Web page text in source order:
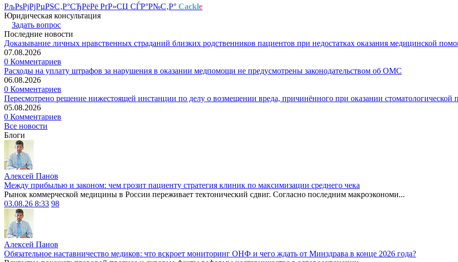
РљРѕРјРјРµРЅС‚Р°СЂРёРё РґР»СЏ СЃР°Р№С‚Р° Cackle
Юридическая консультация
Задать вопрос
Последние новости
Доказывание личных нравственных страданий близких родственников пациентов при недостатках оказания медицинской
07.08.2026
0 Комментариев
Расходы на уплату штрафов за нарушения в оказании медпомощи не предусмотрены законодательством об ОМС
06.08.2026
0 Комментариев
Пересмотрено решение нижестоящей инстанции по делу о возмещении вреда, причинённого при оказании стоматологической
05.08.2026
0 Комментариев
Все новости
Блоги
Алексей Панов
Между прибылью и законом: чем грозит пациенту стратегия клиник по максимизации среднего чека
Рынок коммерческой медицины в России переживает тектонический сдвиг. Согласно последним макроэкономи...
03.08.26 8:33 98
Алексей Панов
Обязательное наставничество медиков: что вскроет мониторинг ОНФ и чего ждать от Минздрава в конце 2026 года?